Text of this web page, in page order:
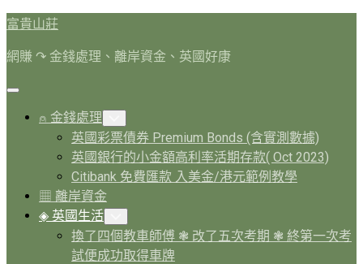
Skip
to
content
富貴山莊
網賺 ↷ 金錢處理、離岸資金、英國好康
Expand
⍝ 金錢處理
Child
Menu
英國彩票債券 Premium Bonds (含實測數據)
英國銀行的小金額高利率活期存款( Oct 2023)
Citibank 免費匯款 入美金/港元範例教學
▦ 離岸資金
Current
Page
Parent
◈ 英國生活
Child
Menu
換了四個教車師傅 ❃ 改了五次考期 ❃ 終第一次考
試便成功取得車牌